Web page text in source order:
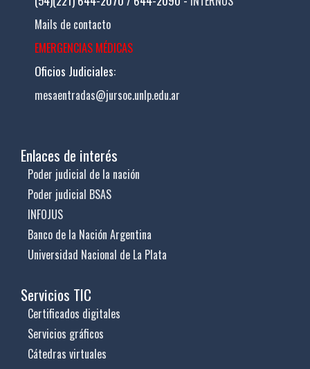
Mails de contacto
EMERGENCIAS MÉDICAS
Oficios Judiciales:
mesaentradas@jursoc.unlp.edu.ar
Enlaces de interés
Poder judicial de la nación
Poder judicial BSAS
INFOJUS
Banco de la Nación Argentina
Universidad Nacional de La Plata
Servicios TIC
Certificados digitales
Servicios gráficos
Cátedras virtuales